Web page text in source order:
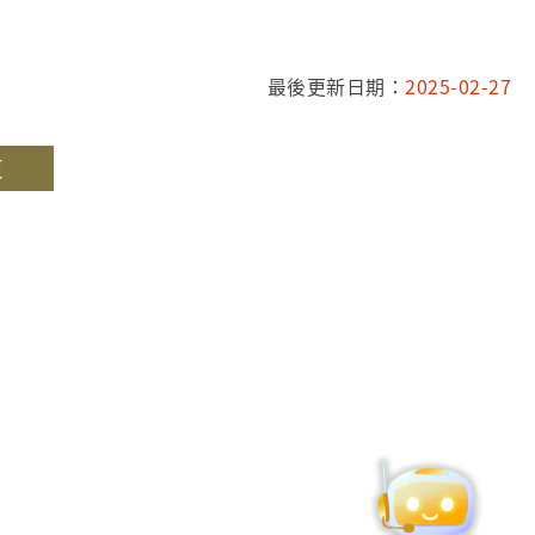
最後更新日期： 2025-02-27